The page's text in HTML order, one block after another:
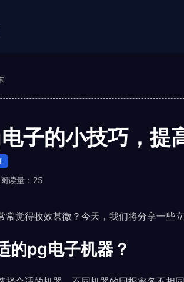
子的小技巧，提
阅读量：25
常觉得收效甚微？今天，我们将分享一
的pg电子机器？